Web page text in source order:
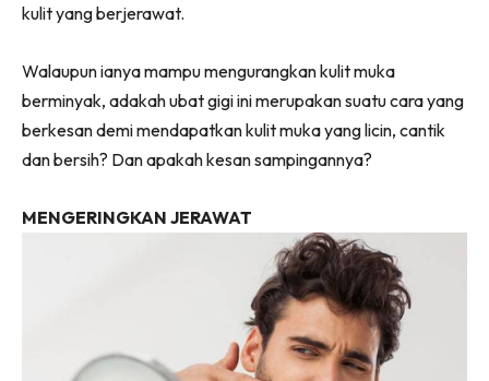
kulit yang berjerawat.
Walaupun ianya mampu mengurangkan kulit muka
berminyak, adakah ubat gigi ini merupakan suatu cara yang
berkesan demi mendapatkan kulit muka yang licin, cantik
dan bersih? Dan apakah kesan sampingannya?
MENGERINGKAN JERAWAT